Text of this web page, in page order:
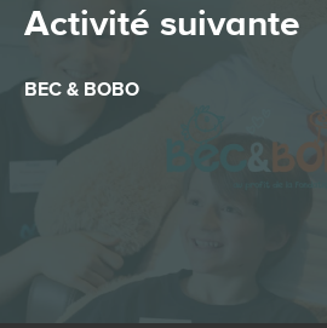
Activité suivante
BEC & BOBO